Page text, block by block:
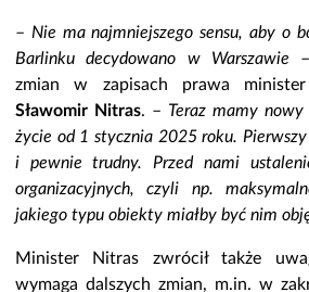
– Nie ma najmniejszego sensu, aby o
Barlinku decydowano w Warszawie
zmian w zapisach prawa
Sławomir Nitras. – Teraz mamy
życie od 1 stycznia 2025 roku.
i pewnie trudny. Przed nami
organizacyjnych, czyli np.
jakiego typu obiekty miałby być nim
Minister Nitras zwrócił także
wymaga dalszych zmian, m.in. w